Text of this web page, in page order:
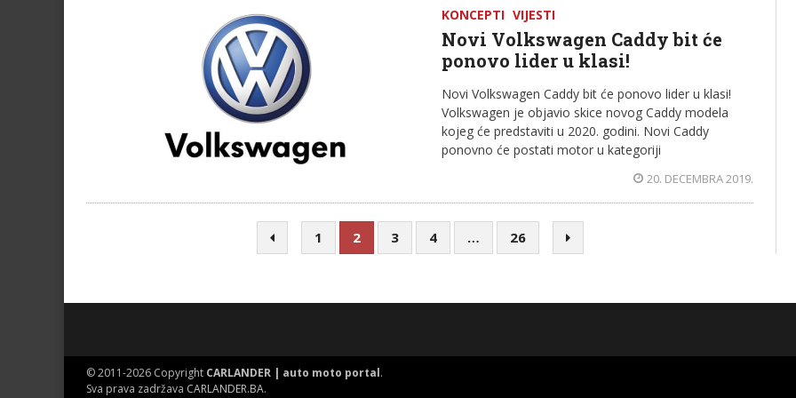
KONCEPTI VIJESTI
Novi Volkswagen Caddy bit će
ponovo lider u klasi!
Novi Volkswagen Caddy bit će ponovo lider u klasi!
Volkswagen je objavio skice novog Caddy modela
kojeg će predstaviti u 2020. godini. Novi Caddy
ponovno će postati motor u kategoriji
20. DECEMBRA 2019.
1 2 3 4 … 26
© 2011-2026 Copyright CARLANDER | auto moto portal.
Sva prava zadržava CARLANDER.BA.